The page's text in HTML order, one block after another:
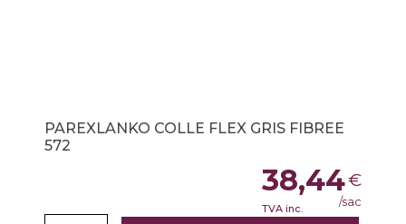
PAREXLANKO COLLE FLEX GRIS FIBREE
572
38,44€
TVA inc. /sac